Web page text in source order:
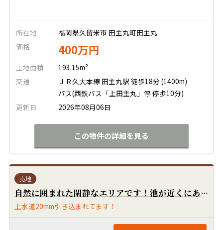
所在地
福岡県久留米市 田主丸町田主丸
価格
400万円
土地面積
193.15m²
交通
ＪＲ久大本線 田主丸駅 徒歩18分 (1400m)
バス(西鉄バス「上田主丸」停 停歩10分)
更新日
2026年08月06日
この物件の詳細を見る
売地
自然に囲まれた閑静なエリアです！池が近くにあり、カモやサギもやってきます！約68坪の土地面積でゆとりがあります！調整区域ですが既存住宅の為、建築許可申請が出来ます！近隣には新しい住宅や家族向けのアパートもあります！
上水道20mm引き込まれてます！